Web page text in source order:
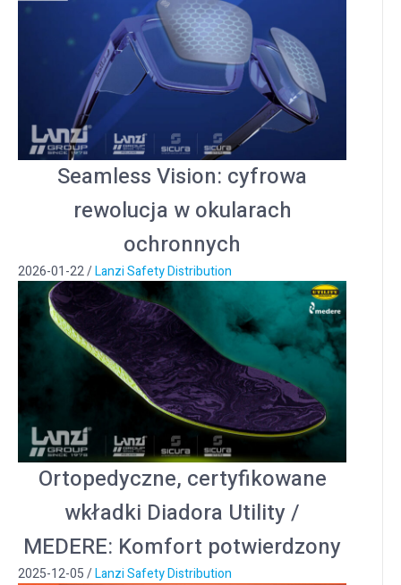
Seamless Vision: cyfrowa
rewolucja w okularach
ochronnych
2026-01-22/Lanzi Safety Distribution
Ortopedyczne, certyfikowane
wkładki Diadora Utility /
MEDERE: Komfort potwierdzony
2025-12-05/Lanzi Safety Distribution